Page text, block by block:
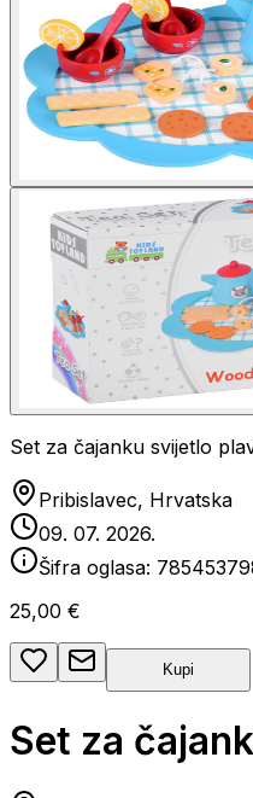
Set za čajanku svijetlo
Pribislavec, Hrvatska
09. 07. 2026.
Šifra oglasa:
25,00 €
Kupi
Set za